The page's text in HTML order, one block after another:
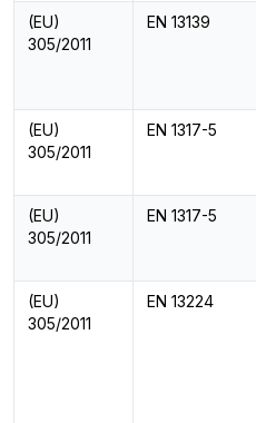
(EU)
305/2011
EN 13139
(EU)
305/2011
EN 1317-5
(EU)
305/2011
EN 1317-5
(EU)
305/2011
EN 13224